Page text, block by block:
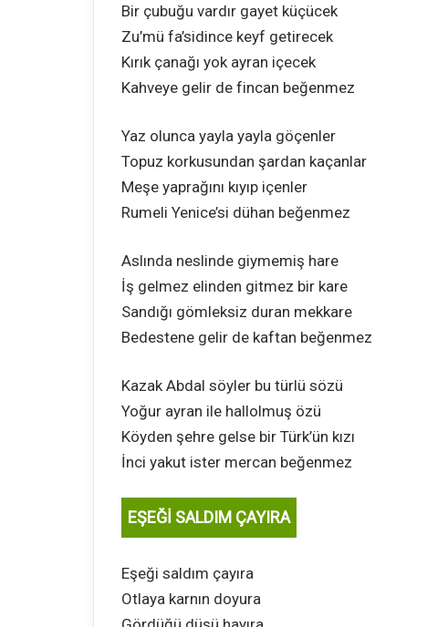
Bir çubuğu vardır gayet küçücek
Zu’mü fa’sidince keyf getirecek
Kırık çanağı yok ayran içecek
Kahveye gelir de fincan beğenmez
Yaz olunca yayla yayla göçenler
Topuz korkusundan şardan kaçanlar
Meşe yaprağını kıyıp içenler
Rumeli Yenice’si dühan beğenmez
Aslında neslinde giymemiş hare
İş gelmez elinden gitmez bir kare
Sandığı gömleksiz duran mekkare
Bedestene gelir de kaftan beğenmez
Kazak Abdal söyler bu türlü sözü
Yoğur ayran ile hallolmuş özü
Köyden şehre gelse bir Türk’ün kızı
İnci yakut ister mercan beğenmez
EŞEĞİ SALDIM ÇAYIRA
Eşeği saldım çayıra
Otlaya karnın doyura